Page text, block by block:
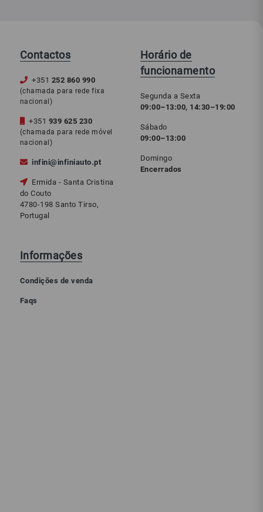
Contactos
+351 252 860 990
(chamada para rede fixa
nacional)
+351 939 625 230
(chamada para rede móvel
nacional)
infini@infiniauto.pt
Ermida - Santa Cristina
do Couto
4780-198 Santo Tirso,
Portugal
Horário de
funcionamento
Segunda a Sexta
09:00–13:00, 14:30–19:00
Sábado
09:00–13:00
Domingo
Encerrados
Informações
Condições de venda
Faqs